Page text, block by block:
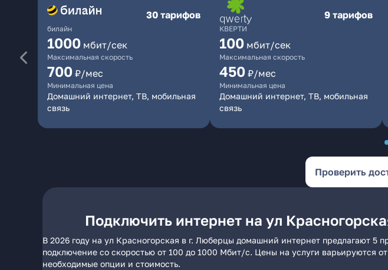
билайн
30 тарифов
1000 мбит/сек
Максимальная скорость
700 ₽/мес
Минимальная цена
Домашний интернет, ТВ, мобильная
связь
КВЕРТИ
9 тарифов
100 мбит/сек
Максимальная скорость
450 ₽/мес
Минимальная цена
Домашний интернет, ТВ, мобильная
связь
Проверить
Подключить интернет на ул
В 2026 году на ул Красногорская в г. Люберцы домашний интернет предлагают 5
подключение со скоростью от 100 до 1000 Мбит/с. Цены на услуги варьируются
необходимые опции и стоимость.